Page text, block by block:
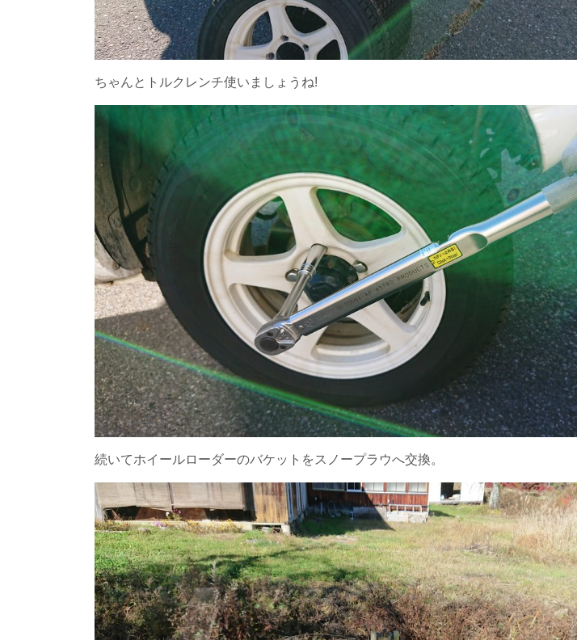
ちゃんとトルクレンチ使いましょうね!
続いてホイールローダーのバケットをスノープラウへ交換。